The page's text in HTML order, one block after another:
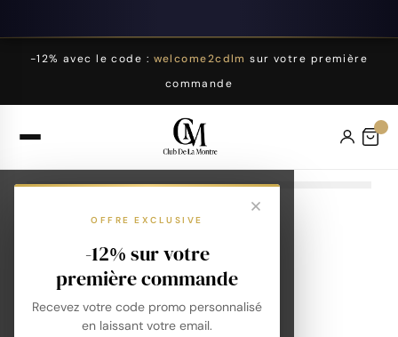
-12% avec le code : welcome2cdlm sur votre première
commande
OFFRE EXCLUSIVE
-12% sur votre
première commande
Recevez votre code promo personnalisé
en laissant votre email.